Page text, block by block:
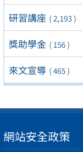
研習講座 ( 2,193 )
獎助學金 ( 156 )
來文宣導 ( 465 )
網站安全政策